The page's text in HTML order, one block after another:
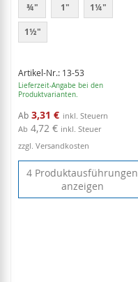
Artikel-Nr.: 13-53
Lieferzeit-Angabe bei den
Produktvarianten.
Ab 3,31 €
Ab 4,72 € inkl. Steuer
¾" 1" 1¼"
1½"
zzgl. Versandkosten
4 Produktausführungen
anzeigen